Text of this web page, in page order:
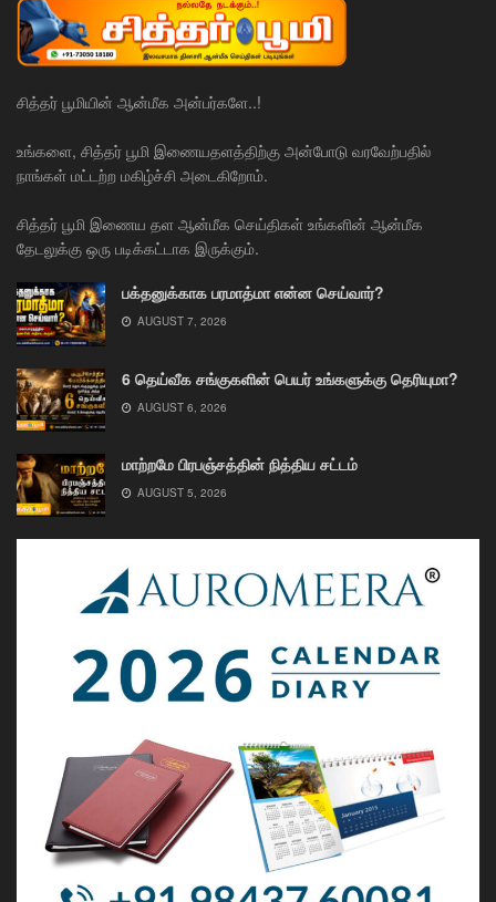
சித்தர் பூமியின் ஆன்மீக அன்பர்களே..!
உங்களை, சித்தர் பூமி இணையதளத்திற்கு அன்போடு வரவேற்பதில்
நாங்கள் மட்டற்ற மகிழ்ச்சி அடைகிறோம்.
சித்தர் பூமி இணைய தள ஆன்மீக செய்திகள் உங்களின் ஆன்மீக
தேடலுக்கு ஒரு படிக்கட்டாக இருக்கும்.
பக்தனுக்காக பரமாத்மா என்ன செய்வார்?
AUGUST 7, 2026
6 தெய்வீக சங்குகளின் பெயர் உங்களுக்கு தெரியுமா?
AUGUST 6, 2026
மாற்றமே பிரபஞ்சத்தின் நித்திய சட்டம்
AUGUST 5, 2026